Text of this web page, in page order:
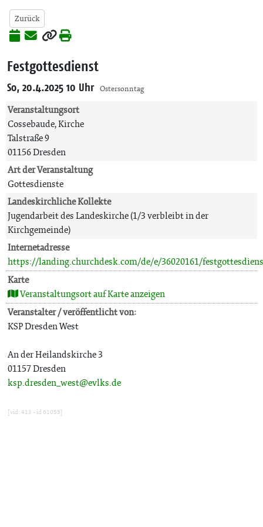
Zurück
Festgottesdienst
So, 20.4.2025 10 Uhr Ostersonntag
Veranstaltungsort
Cossebaude, Kirche
Talstraße 9
01156 Dresden
Art der Veranstaltung
Gottesdienste
Landeskirchliche Kollekte
Jugendarbeit des Landeskirche (1/3 verbleibt in der
Kirchgemeinde)
Internetadresse
https://landing.churchdesk.com/de/e/36020161/
Karte
Veranstaltungsort auf Karte anzeigen
Veranstalter / veröffentlicht von:
KSP Dresden West
An der Heilandskirche 3
01157 Dresden
ksp.dresden_west@evlks.de
[vid: 413 - id 61055]